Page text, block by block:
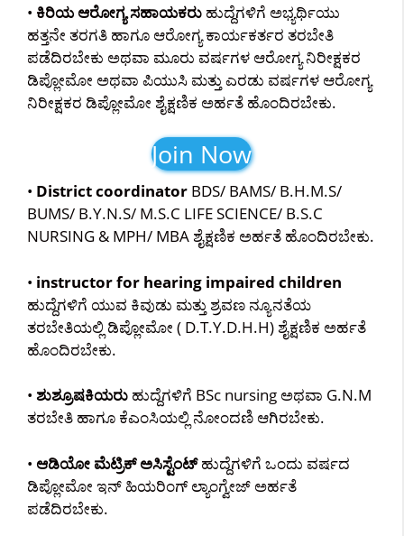
• ಕಿರಿಯ ಆರೋಗ್ಯ ಸಹಾಯಕರು ಹುದ್ದೆಗಳಿಗೆ ಅಭ್ಯರ್ಥಿಯು
ಹತ್ತನೇ ತರಗತಿ ಹಾಗೂ ಆರೋಗ್ಯ ಕಾರ್ಯಕರ್ತರ ತರಬೇತಿ
ಪಡೆದಿರಬೇಕು ಅಥವಾ ಮೂರು ವರ್ಷಗಳ ಆರೋಗ್ಯ ನಿರೀಕ್ಷಕರ
ಡಿಪ್ಲೋಮೋ ಅಥವಾ ಪಿಯುಸಿ ಮತ್ತು ಎರಡು ವರ್ಷಗಳ ಆರೋಗ್ಯ
ನಿರೀಕ್ಷಕರ ಡಿಪ್ಲೋಮೋ ಶೈಕ್ಷಣಿಕ ಅರ್ಹತೆ ಹೊಂದಿರಬೇಕು.
Join Now
• District coordinator BDS/ BAMS/ B.H.M.S/
BUMS/ B.Y.N.S/ M.S.C LIFE SCIENCE/ B.S.C
NURSING & MPH/ MBA ಶೈಕ್ಷಣಿಕ ಅರ್ಹತೆ ಹೊಂದಿರಬೇಕು.
• instructor for hearing impaired children
ಹುದ್ದೆಗಳಿಗೆ ಯುವ ಕಿವುಡು ಮತ್ತು ಶ್ರವಣ ನ್ಯೂನತೆಯ
ತರಬೇತಿಯಲ್ಲಿ ಡಿಪ್ಲೋಮೋ ( D.T.Y.D.H.H) ಶೈಕ್ಷಣಿಕ ಅರ್ಹತೆ
ಹೊಂದಿರಬೇಕು‌.
• ಶುಶ್ರೂಷಕಿಯರು ಹುದ್ದೆಗಳಿಗೆ BSc nursing ಅಥವಾ G.N.M
ತರಬೇತಿ ಹಾಗೂ ಕೆಎಂಸಿಯಲ್ಲಿ ನೋಂದಣಿ ಆಗಿರಬೇಕು.
• ಆಡಿಯೋ ಮೆಟ್ರಿಕ್ ಅಸಿಸ್ಟೆಂಟ್ಹುದ್ದೆಗಳಿಗೆ ಒಂದು ವರ್ಷದ
ಡಿಪ್ಲೋಮೋ ಇನ್ ಹಿಯರಿಂಗ್ ಲ್ಯಾಂಗ್ವೇಜ್ ಅರ್ಹತೆ
ಪಡೆದಿರಬೇಕು.